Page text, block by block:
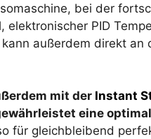
bei der
elektronischer PID
außerdem direkt
mit der Instant
eine
für gleichbleibend